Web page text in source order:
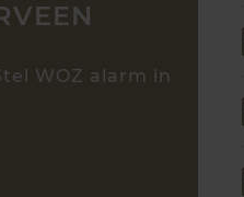
WOZ alarm in